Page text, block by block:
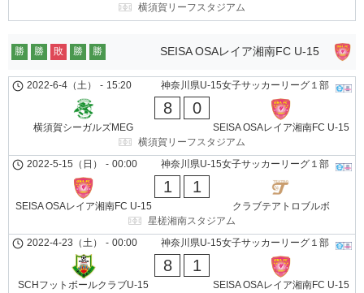
横須賀リーフスタジアム
SEISA OSAレイア湘南FC U-15
勝 勝 敗 勝 勝
神奈川県U-15女子サッカーリーグ１部
2022-6-4（土） - 15:20
横須賀シーガルズMEG
8 0
SEISA OSAレイア湘南FC U-15
横須賀リーフスタジアム
神奈川県U-15女子サッカーリーグ１部
2022-5-15（日） - 00:00
SEISA OSAレイア湘南FC U-15
1 1
クラブテアトロブルボ
星槎湘南スタジアム
神奈川県U-15女子サッカーリーグ１部
2022-4-23（土） - 00:00
SCHフットボールクラブU-15
8 1
SEISA OSAレイア湘南FC U-15